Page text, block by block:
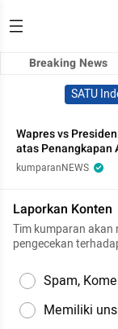
Breaking News
SATU
Wapres vs
atas Penangkapan
kumparanNEWS
Laporkan Konten
Tim kumparan
pengecekan
Spam,
Memiliki